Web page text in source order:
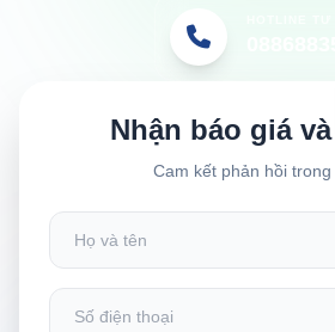
Nhận báo giá
Cam kết phản hồi